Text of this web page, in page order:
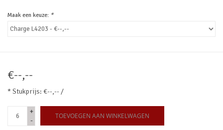
Maak een keuze: *
€--,--
* Stukprijs: €--,-- /
+
-
TOEVOEGEN AAN WINKELWAGEN